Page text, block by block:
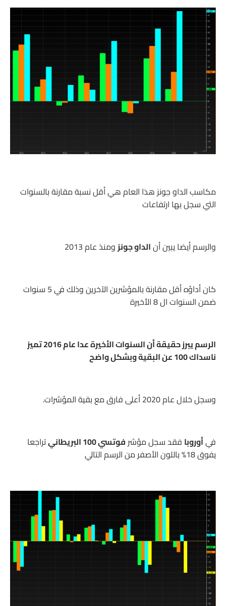
مكاسب الداو جونز هذا العام هي أقل نسبة مقارنة بالسنوات
التي سجل بها ارتفاعات
والرسم أيضا يبين أنالداو جونزومنذ عام 2013
كان أداؤه أقل مقارنة بالمؤشرين الآخرين وذلك في 5 سنوات
ضمن السنوات ال 8 الأخيرة
الرسم يبرز حقيقة أن السنوات الأخيرة عدا عام 2016 تميز
ناسداك 100 عن البقية وبشكل واضح
وسجل خلال عام 2020 أعلى فارق مع بقية المؤشرات.
فيأوروبا فقد سجل مؤشرفوتسي 100 البريطاني
تراجعا
يفوق 18% باللون الأصفر من الرسم التالي